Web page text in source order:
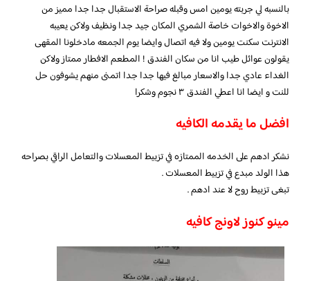
بالنسبه لي جربته يومين امس وقبله صراحة الاستقبال جدا جدا مميز من
الاخوة والاخوات خاصة الشمري المكان جيد جدا ونظيف ولاكن يعيبه
الانترنت سكنت يومين ولا فيه اتصال وايضا يوم الجمعه مادخلونا المقهى
يقولون عوائل طيب انا من سكان الفندق ! المطعم الافطار ممتاز ولاكن
الغداء عادي جدا والاسعار مبالغ فيها جدا جدا اتمنى منهم يشوفون حل
للنت و ايضا انا اعطي الفندق ٣ نجوم وشكرا
افضل ما يقدمه الكافيه
نشكر ادهم على الخدمه الممتازه في تزبيط المعسلات والتعامل الراقي بصراحه
هذا الولد مبدع في تزبيط المعسلات .
تبغى تزبيط روح لا عند ادهم .
مينو كنوز لاونج كافيه